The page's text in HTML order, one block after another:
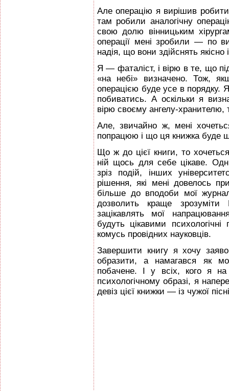
Але операцію я вирішив
там робили аналогічну
свою долю вінницьким
операції мені зробили — по
надія, що вони здійснять якісно
Я — фаталіст, і вірю в те, що
«на небі» визначено. Тож,
операцією буде усе в порядку.
побиватись. А оскільки я
вірю своєму ангелу-хранителю,
Але, звичайно ж, мені
попрацюю і що ця книжка буде
Що ж до цієї книги, то
ній щось для себе цікаве.
зріз подій, інших
рішення, які мені довелось
більше до вподоби мої
дозволить краще
зацікавлять мої
будуть цікавими
комусь провідних науковців.
Завершити книгу я хочу
образити, а намагався як
побачене. І у всіх, кого я
психологічному образі, я
девіз цієї книжки — із чужої